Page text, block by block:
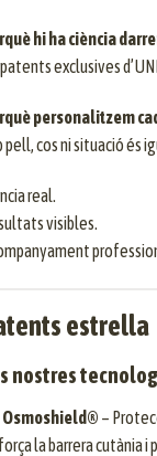
hi ha ciència
exclusives
personalitzem
pell, cos ni situació és
real.
visibles.
estrella
nostres
Osmoshield® –
la barrera cutània i